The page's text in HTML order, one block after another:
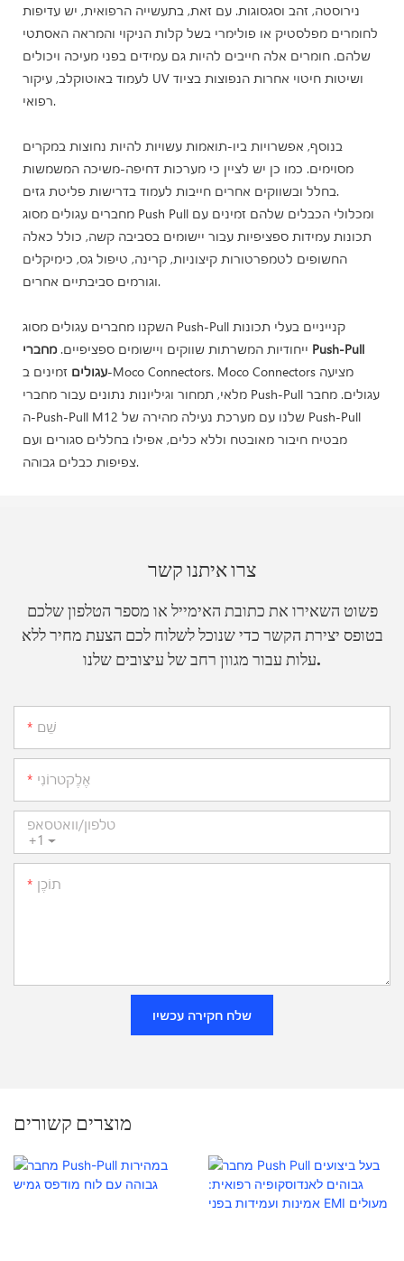
נירוסטה, זהב וסגסוגות. עם זאת, בתעשייה הרפואית, יש עדיפות
לחומרים מפלסטיק או פולימרי בשל קלות הניקוי והמראה האסתטי
שלהם. חומרים אלה חייבים להיות גם עמידים בפני מעיכה ויכולים
לעמוד באוטוקלב, עיקור UV ושיטות חיטוי אחרות הנפוצות בציוד
רפואי.
בנוסף, אפשרויות ביו-תואמות עשויות להיות נחוצות במקרים
מסוימים. כמו כן יש לציין כי מערכות דחיפה-משיכה המשמשות
בחלל ובשווקים אחרים חייבות לעמוד בדרישות פליטת גזים.
מחברים עגולים מסוג Push Pull ומכלולי הכבלים שלהם זמינים עם
תכונות עמידות ספציפיות עבור יישומים בסביבה קשה, כולל כאלה
החשופים לטמפרטורות קיצוניות, קרינה, טיפול גס, כימיקלים
וגורמים סביבתיים אחרים.
השקנו מחברים עגולים מסוג Push-Pull קנייניים בעלי תכונות
ייחודיות המשרתות שווקים ויישומים ספציפיים.מחברי Push-Pull
עגולים זמינים ב-Moco Connectors. Moco Connectors מציעה
מלאי, תמחור וגיליונות נתונים עבור מחברי Push-Pull עגולים. מחבר
ה-Push-Pull M12 שלנו עם מערכת נעילה מהירה של Push-Pull
מבטיח חיבור מאובטח וללא כלים, אפילו בחללים סגורים ועם
צפיפות כבלים גבוהה.
צרו איתנו קשר
פשוט השאירו את כתובת האימייל או מספר הטלפון שלכם
בטופס יצירת הקשר כדי שנוכל לשלוח לכם הצעת מחיר ללא
עלות עבור מגוון רחב של עיצובים שלנו.
שֵׁם
אֶלֶקטרוֹנִי
+1
טלפון/וואטסאפ
תוֹכֶן
שלח חקירה עכשיו
מוצרים קשורים